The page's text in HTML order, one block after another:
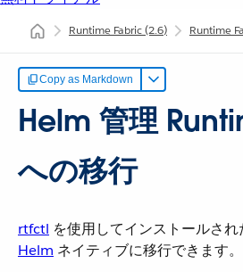
Runtime Fabric(2.6) Runtime
Copy as Markdown
Helm 管理
への移行
rtfctl を使用してインストールさ
Helm ​ ネイティブに移行できます。